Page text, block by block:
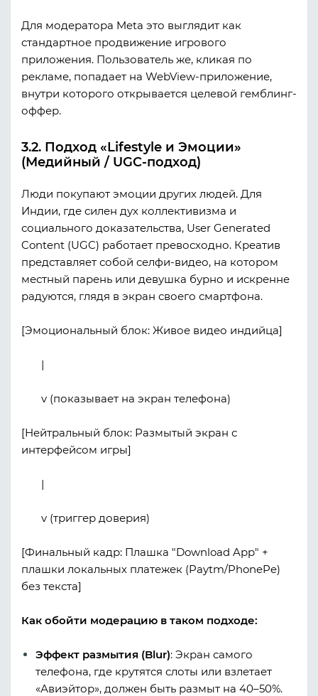
Для модератора Meta это выглядит как
стандартное продвижение игрового
приложения. Пользователь же, кликая по
рекламе, попадает на WebView-приложение,
внутри которого открывается целевой гемблинг-
оффер.
3.2. Подход «Lifestyle и Эмоции»
(Медийный / UGC-подход)
Люди покупают эмоции других людей. Для
Индии, где силен дух коллективизма и
социального доказательства, User Generated
Content (UGC) работает превосходно. Креатив
представляет собой селфи-видео, на котором
местный парень или девушка бурно и искренне
радуются, глядя в экран своего смартфона.
[Эмоциональный блок: Живое видео индийца]
|
v (показывает на экран телефона)
[Нейтральный блок: Размытый экран с
интерфейсом игры]
|
v (триггер доверия)
[Финальный кадр: Плашка "Download App" +
плашки локальных платежек (Paytm/PhonePe)
без текста]
Как обойти модерацию в таком подходе:
Эффект размытия (Blur): Экран самого
телефона, где крутятся слоты или взлетает
«Авиэйтор», должен быть размыт на 40–50%.